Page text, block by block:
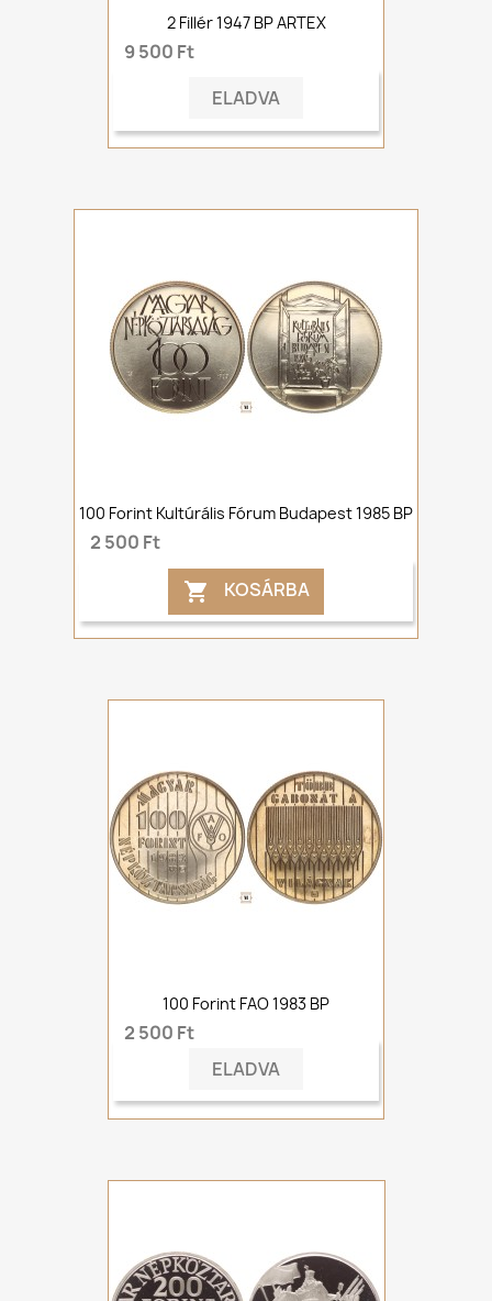
2 Fillér 1947 BP ARTEX
9 500 Ft
ELADVA
100 Forint Kultúrális Fórum Budapest 1985 BP
2 500 Ft
 KOSÁRBA
100 Forint FAO 1983 BP
2 500 Ft
ELADVA